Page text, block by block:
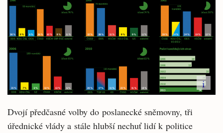
i
Dvojí předčasné volby do poslanecké sněmovny, tři
úřednické vlády a stále hlubší nechuť lidí k politice